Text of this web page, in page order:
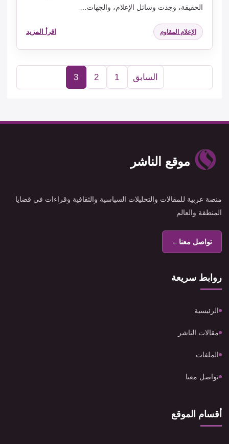
الحقيقة، وجدت وسائل الإعلام، والجهات…
الإعلام المقاوم اقرأ المزيد
السابق 1
2
3
موقع الناشر
منصة عربية للمقالات والتحليلات السياسية والثقافية وقراءات في قضايا
المنطقة والعالم
تواصل معنا←
روابط سريعة
الرئيسية
مقالات الناشر
الملفات
تواصل معنا
أقسام الموقع